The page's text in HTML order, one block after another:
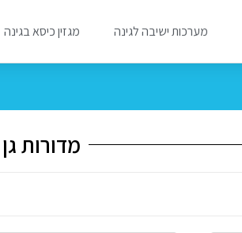
מערכות ישיבה לגינה מגזין כיסא בגינה
מדורות גן